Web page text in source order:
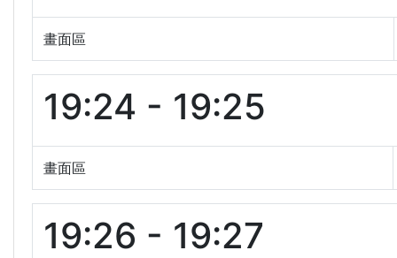
畫面區
19:24 - 19:25
畫面區
19:26 - 19:27